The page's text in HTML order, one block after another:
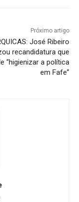
Próximo artigo
José Ribeiro
recandidatura que
“higienizar a política
em Fafe”